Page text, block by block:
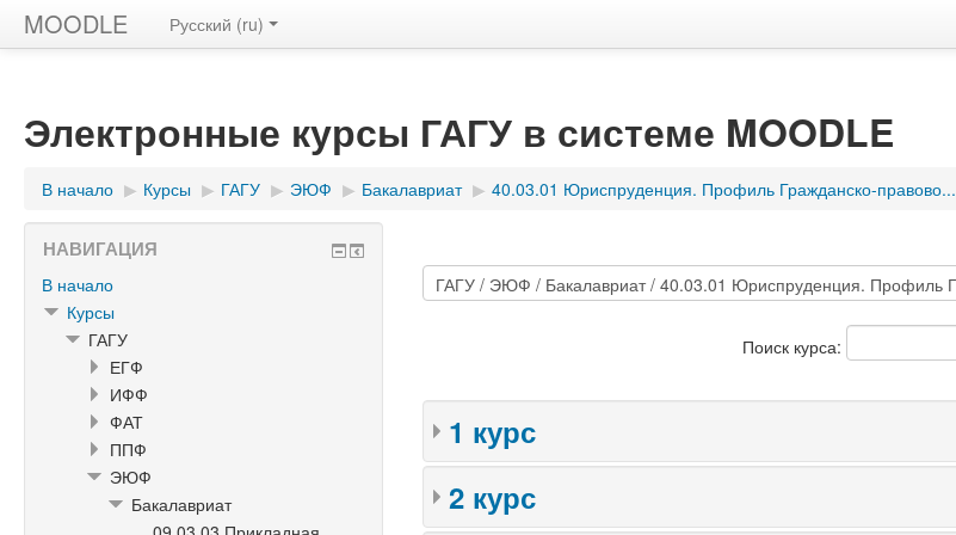
MOODLE Русский ‎(ru)‎
Электронные курсы ГАГУ в системе MOODLE
В начало ▶︎ Курсы ▶︎ ГАГУ ▶︎ ЭЮФ ▶︎ Бакалавриат ▶︎ 40.03.01 Юриспруденция. Профиль Гражданско-правово...
Поиск курса:
1 курс
2 курс
НАВИГАЦИЯ
В начало
Курсы
ГАГУ
ЕГФ
ИФФ
ФАТ
ППФ
ЭЮФ
Бакалавриат